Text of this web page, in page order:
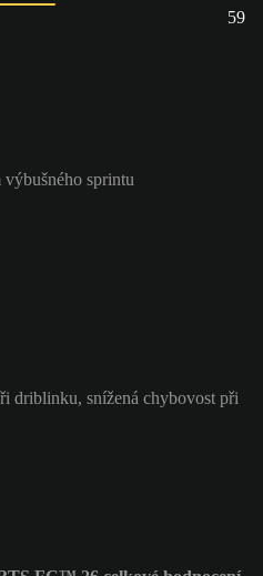
59
sprintu
driblinku, snížená chybovost při